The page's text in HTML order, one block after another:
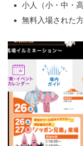
小人（小・中・
無料入場された